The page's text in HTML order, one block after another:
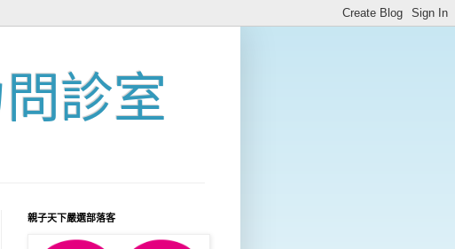
診室
親子天下嚴選部落客